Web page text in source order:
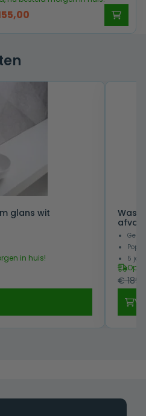
glans wit
in huis!
5
Op
€